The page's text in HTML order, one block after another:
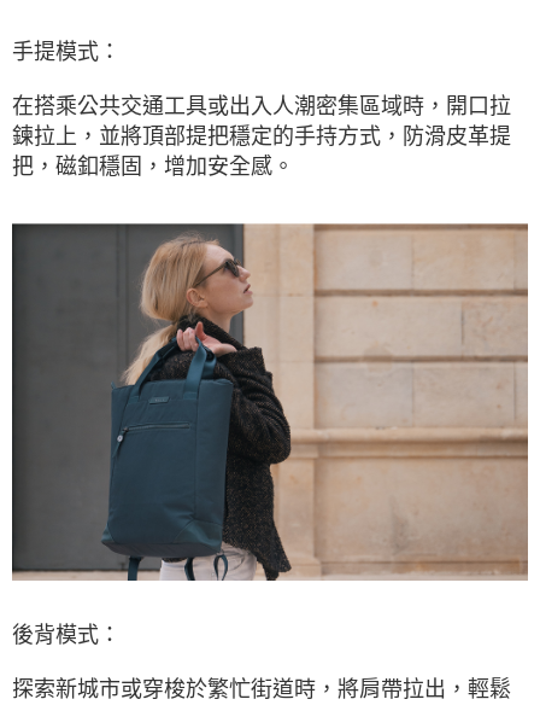
手提模式：
在搭乘公共交通工具或出入人潮密集區域時，開口拉
鍊拉上，並將頂部提把穩定的手持方式，防滑皮革提
把，磁釦穩固，增加安全感。
後背模式：
探索新城市或穿梭於繁忙街道時，將肩帶拉出，輕鬆